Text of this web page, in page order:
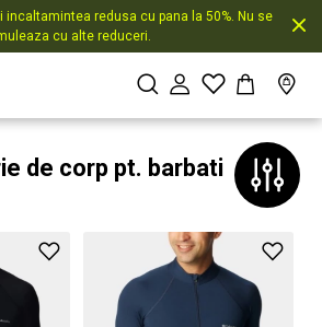
redusa cu pana la 50%. Nu se
cu alte reduceri.
de corp pt. barbati